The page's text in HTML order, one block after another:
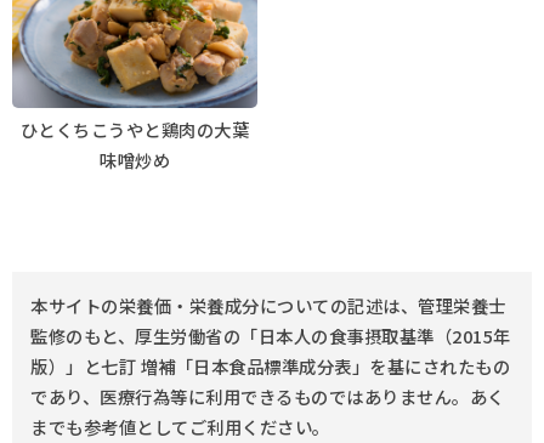
ひとくちこうやと鶏肉の大葉
味噌炒め
本サイトの栄養価・栄養成分についての記述は、管理栄養士
監修のもと、厚生労働省の「日本人の食事摂取基準（2015年
版）」と七訂 増補「日本食品標準成分表」を基にされたもの
であり、医療行為等に利用できるものではありません。あく
までも参考値としてご利用ください。